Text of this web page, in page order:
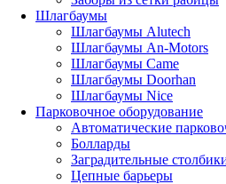
Шлагбаумы
Шлагбаумы Alutech
Шлагбаумы An-Motors
Шлагбаумы Came
Шлагбаумы Doorhan
Шлагбаумы Nice
Парковочное оборудование
Автоматические
Болларды
Заградительные
Цепные барьеры